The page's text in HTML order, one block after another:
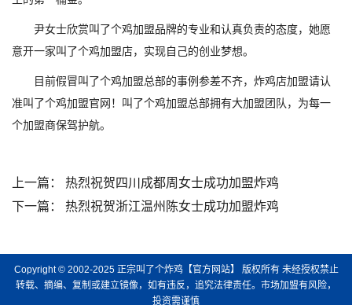
尹女士欣赏叫了个鸡加盟品牌的专业和认真负责的态度，她愿
意开一家叫了个鸡加盟店，实现自己的创业梦想。
目前假冒叫了个鸡加盟总部的事例参差不齐，炸鸡店加盟请认
准叫了个鸡加盟官网！叫了个鸡加盟总部拥有大加盟团队，为每一
个加盟商保驾护航。
上一篇： 热烈祝贺四川成都周女士成功加盟炸鸡
下一篇： 热烈祝贺浙江温州陈女士成功加盟炸鸡
Copyright © 2002-2025 正宗叫了个炸鸡【官方网站】
版权所有 未经授权禁止
转载、摘编、复制或建立镜像，如有违反，追究法律责任。市场加盟有风险，
投资需谨慎